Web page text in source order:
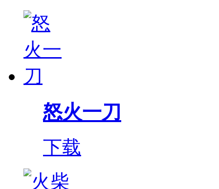
怒火一刀
下载